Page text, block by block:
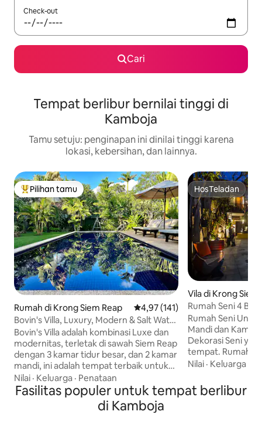
Check-out
Cari
Tempat berlibur bernilai tinggi di
Kamboja
Tamu setuju: penginapan ini dinilai tinggi karena
lokasi, kebersihan, dan lainnya.
Pilihan tamu terpopuler
Pilihan tamu
Rumah di Krong Siem Reap Nilai rata-rata 4,97 dari 5, 141
4,97 (141)
Bovin's Villa, Luxury, Modern & Salt Water
Pool
Bovin's Villa adalah kombinasi Luxe dan
modernitas, terletak di sawah Siem Reap
dengan 3 kamar tidur besar, dan 2 kamar
mandi, ini adalah tempat terbaik untuk
beristirahat di Siem Reap. Rumah pribadi
seluas 280 meter persegi ini terletak di
lahan seluas lebih dari 1000 meter
persegi, memiliki kolam air laut,
Nilai · Keluarga · Penataan
HosTeladan
HosTeladan
Vila di Krong Siem
Rumah Seni 4
Renang Pribadi,
Rumah Seni Unik! Dilengkapi Kamar
Mandi dan Kamar
Dekorasi Seni
tempat. Rumah
lengkap: Kolam Renang Pribadi, Area
Parkir, dan
yang Tenang,
Nilai · Keluarga
Fasilitas populer untuk tempat berlibur
di Kamboja